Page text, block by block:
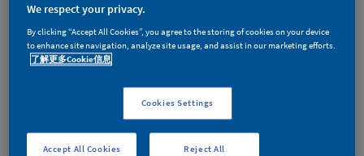
对不起，您访问的页面不存在！
We respect your privacy.
By clicking “Accept All Cookies”, you agree to the storing of cookies on your device
to enhance site navigation, analyze site usage, and assist in our marketing efforts.
了解更多Cookie信息
Cookies Settings
Reject All
Accept All Cookies